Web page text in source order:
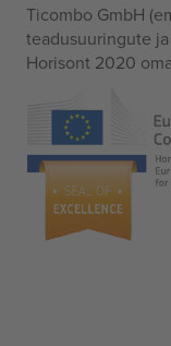
Ticombo GmbH
teadusuuringute
Horisont 2020